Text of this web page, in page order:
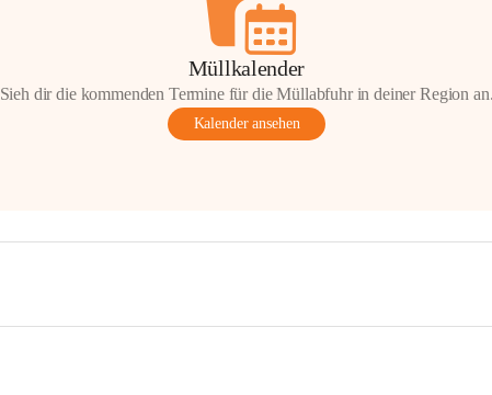
Müllkalender
Sieh dir die kommenden Termine für die Müllabfuhr in deiner Region
Kalender ansehen